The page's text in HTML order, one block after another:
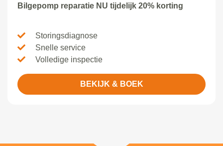
Bilgepomp reparatie NU tijdelijk 20% korting
Storingsdiagnose
Snelle service
Volledige inspectie
BEKIJK & BOEK